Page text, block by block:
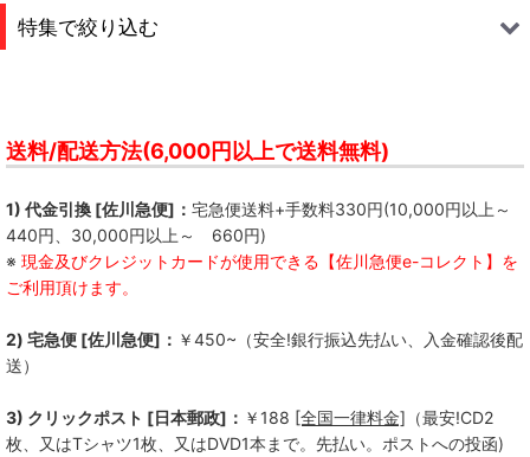
並び順:
特集で絞り込む
FREE KICK
QUICKDEAD
Kill Lincoln
Bad Operation
ALL LIVING THINGS
送料/配送方法(6,000円以上で送料無料)
1) 代金引換 [佐川急便]： 宅急便送料+手数料330円(10,000円以上～
440円、30,000円以上～ 660円)
※ 現金及びクレジットカードが使用できる【佐川急便e-コレクト】を
ご利用頂けます。
2) 宅急便 [佐川急便]： ￥450~（安全!銀行振込先払い、入金確認後配
送）
3) クリックポスト [日本郵政]： ￥188 [全国一律料金] （最安!CD2
枚、又はTシャツ1枚、又はDVD1本まで。先払い。ポストへの投函)